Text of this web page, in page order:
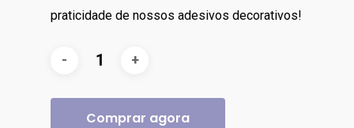
praticidade de nossos adesivos decorativos!
Comprar agora